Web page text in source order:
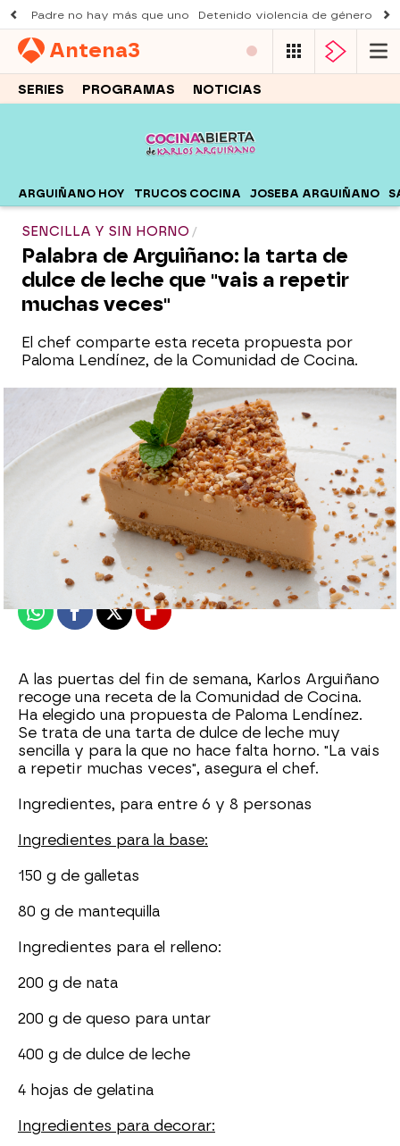
Padre no hay más que uno Detenido violencia de género
Antena3
SERIES PROGRAMAS NOTICIAS
ARGUIÑANO HOY TRUCOS COCINA JOSEBA ARGUIÑANO
SENCILLA Y SIN HORNO
Palabra de Arguiñano: la tarta de
dulce de leche que "vais a repetir
muchas veces"
El chef comparte esta receta propuesta por
Paloma Lendínez, de la Comunidad de Cocina.
Alberto Mendo
Madrid
Publicado: 14 de octubre de 2022, 13:49
WhatsappFacebook
X Flipboard
A las puertas del fin de semana, Karlos Arguiñano
recoge una receta de la Comunidad de Cocina.
Ha elegido una propuesta de Paloma Lendínez.
Se trata de una tarta de dulce de leche muy
sencilla y para la que no hace falta horno. "La vais
a repetir muchas veces", asegura el chef.
Ingredientes, para entre 6 y 8 personas
Ingredientes para la base:
150 g de galletas
80 g de mantequilla
Ingredientes para el relleno:
200 g de nata
200 g de queso para untar
400 g de dulce de leche
4 hojas de gelatina
Ingredientes para decorar: